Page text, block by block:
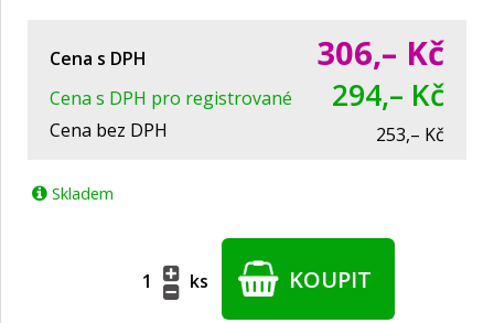
Cena s DPH 306,– Kč
Cena s DPH pro registrované 294,– Kč
Cena bez DPH 253,– Kč
Skladem
ks KOUPIT